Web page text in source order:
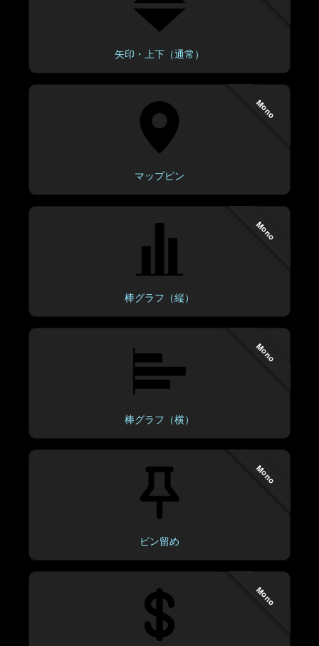
矢印・上下（通常）
Mono
マップピン
Mono
棒グラフ（縦）
Mono
棒グラフ（横）
Mono
ピン留め
Mono